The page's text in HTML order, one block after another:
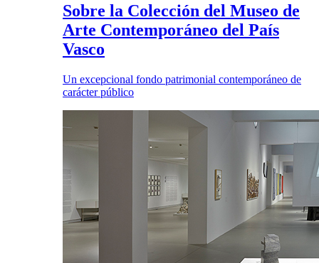
Sobre la Colección del Museo de
Arte Contemporáneo del País
Vasco
Un excepcional fondo patrimonial contemporáneo de
carácter público